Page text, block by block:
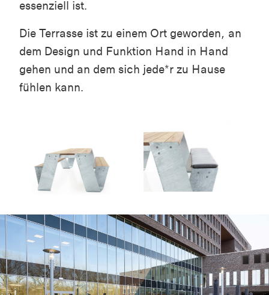
essenziell ist.
Die Terrasse ist zu einem Ort geworden, an
dem Design und Funktion Hand in Hand
gehen und an dem sich jede*r zu Hause
fühlen kann.